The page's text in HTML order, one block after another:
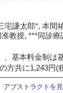
謙太郎*, 本間
教授, ***同診
基本料金制は
方共に1,243円(
アブストラクトを